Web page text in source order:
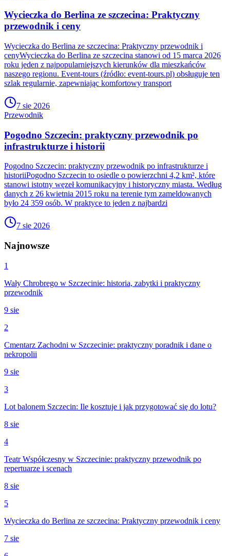
Wycieczka do Berlina ze szczecina: Praktyczny
przewodnik i ceny
Wycieczka do Berlina ze szczecina: Praktyczny przewodnik i
cenyWycieczka do Berlina ze szczecina stanowi od 15 marca 2026
roku jeden z najpopularniejszych kierunków dla mieszkańców
naszego regionu. Event-tours (źródło: event-tours.pl) obsługuje ten
szlak regularnie, zapewniając komfortowy transport
7 sie 2026
Przewodnik
Pogodno Szczecin: praktyczny przewodnik po
infrastrukturze i historii
Pogodno Szczecin: praktyczny przewodnik po infrastrukturze i
historiiPogodno Szczecin to osiedle o powierzchni 4,2 km², które
stanowi istotny węzeł komunikacyjny i historyczny miasta. Według
danych z 26 kwietnia 2015 roku na terenie tym zameldowanych
było 24 359 osób. W praktyce to jeden z najbardzi
7 sie 2026
Najnowsze
1
Wały Chrobrego w Szczecinie: historia, zabytki i praktyczny
przewodnik
9 sie
2
Cmentarz Zachodni w Szczecinie: praktyczny poradnik i dane o
nekropolii
9 sie
3
Lot balonem Szczecin: Ile kosztuje i jak przygotować się do lotu?
8 sie
4
Teatr Współczesny w Szczecinie: praktyczny przewodnik po
repertuarze i scenach
8 sie
5
Wycieczka do Berlina ze szczecina: Praktyczny przewodnik i ceny
7 sie